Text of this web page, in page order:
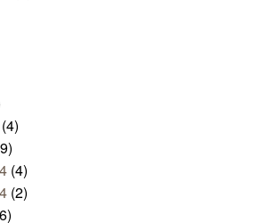
(4)
(4)
(2)